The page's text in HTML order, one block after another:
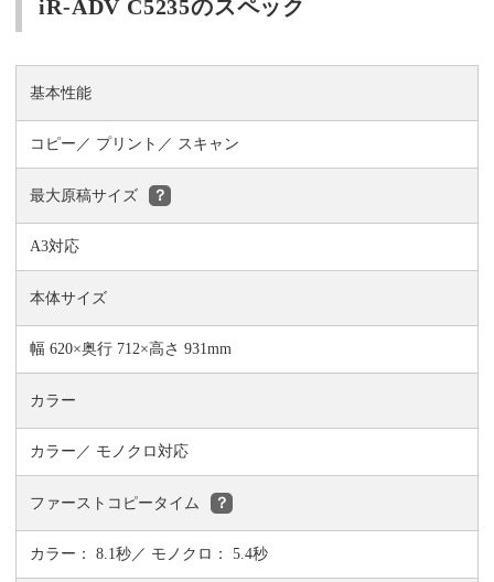
iR-ADV C5235のスペック
基本性能
コピー プリント スキャン
最大原稿サイズ ？
A3対応
本体サイズ
幅 620×奥行 712×高さ 931mm
カラー
カラー／ モノクロ対応
ファーストコピータイム ？
カラー： 8.1秒／ モノクロ： 5.4秒